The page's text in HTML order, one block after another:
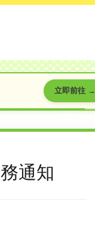
立即前往 →
通知